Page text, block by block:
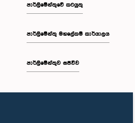
පාර්ලිමේන්තුවේ කටයුතු
පාර්ලිමේන්තු මහලේකම් කාර්යාලය
පාර්ලිමේන්තුව සජීවීව